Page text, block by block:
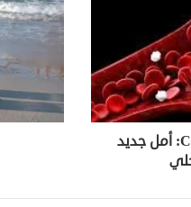
العلاج الجيني باستخدام CRISPR: أمل جديد